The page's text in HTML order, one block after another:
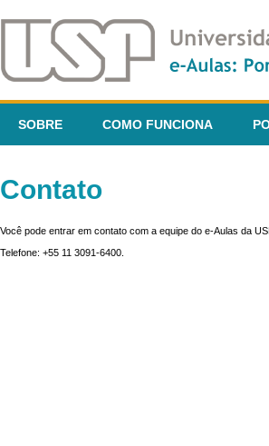
SOBRE COMO FUNCIONA
Contato
Você pode entrar em contato com a equipe do e-Aulas da
Telefone: +55 11 3091-6400.